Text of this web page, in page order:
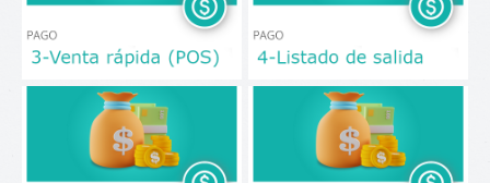
Facturación Cierre de caja